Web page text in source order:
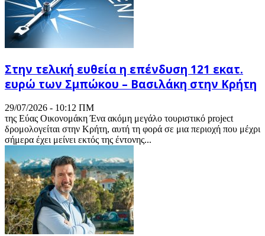
Στην τελική ευθεία η επένδυση 121 εκατ.
ευρώ των Σμπώκου – Βασιλάκη στην Κρήτη
29/07/2026 - 10:12 ΠΜ
της Εύας Οικονομάκη Ένα ακόμη μεγάλο τουριστικό project
δρομολογείται στην Κρήτη, αυτή τη φορά σε μια περιοχή που μέχρι
σήμερα έχει μείνει εκτός της έντονης...